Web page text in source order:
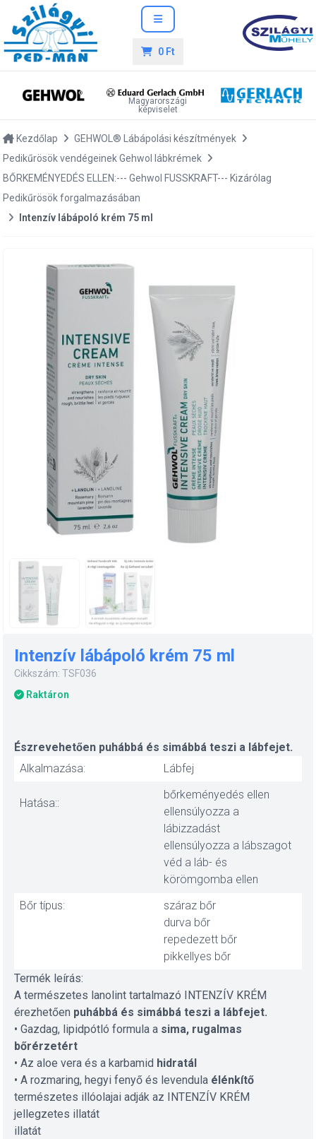
0 Ft
Magyarországi
képviselet
Kezdőlap
GEHWOL® Lábápolási készítmények
Pedikűrösök vendégeinek Gehwol lábkrémek
BŐRKEMÉNYEDÉS ELLEN:--- Gehwol FUSSKRAFT--- Kizárólag
Pedikűrösök forgalmazásában
Intenzív lábápoló krém 75 ml
Intenzív lábápoló krém 75 ml
Cikkszám: TSF036
Raktáron
Észrevehetően puhábbá és simábbá teszi a lábfejet.
Alkalmazása:
Lábfej
Hatása::
bőrkeményedés ellen
ellensúlyozza a
lábizzadást
ellensúlyozza a lábszagot
véd a láb- és
körömgomba ellen
Bőr típus:
száraz bőr
durva bőr
repedezett bőr
pikkellyes bőr
Termék leírás:
A természetes lanolint tartalmazó INTENZÍV KRÉM
érezhetően puhábbá és simábbá teszi a lábfejet.
• Gazdag, lipidpótló formula a sima, rugalmas
bőrérzetért
• Az aloe vera és a karbamid hidratál
• A rozmaring, hegyi fenyő és levendula élénkítő
természetes illóolajai adják az INTENZÍV KRÉM
jellegzetes illatát
illatát